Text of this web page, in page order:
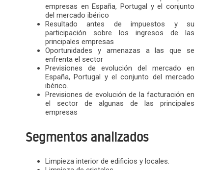
empresas en España, Portugal y el conjunto
del mercado ibérico
Resultado antes de impuestos y su
participación sobre los ingresos de las
principales empresas
Oportunidades y amenazas a las que se
enfrenta el sector
Previsiones de evolución del mercado en
España, Portugal y el conjunto del mercado
ibérico.
Previsiones de evolución de la facturación en
el sector de algunas de las principales
empresas
Segmentos analizados
Limpieza interior de edificios y locales.